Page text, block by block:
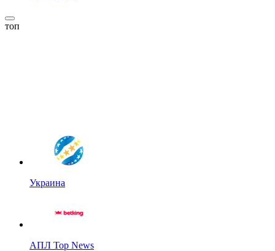
топ
Украина
АПЛ Top News